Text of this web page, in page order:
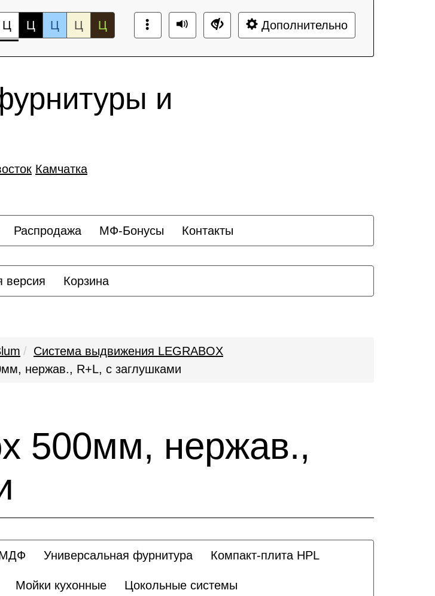
Ц Ц Ц Ц Ц Дополнительно
и
Камчатка
Распродажа МФ-Бонусы Контакты
версия Корзина
Система выдвижения LEGRABOX
нержав., R+L, с заглушками
500мм, нержав.,
Универсальная фурнитура Компакт-плита HPL
Мойки кухонные Цокольные системы